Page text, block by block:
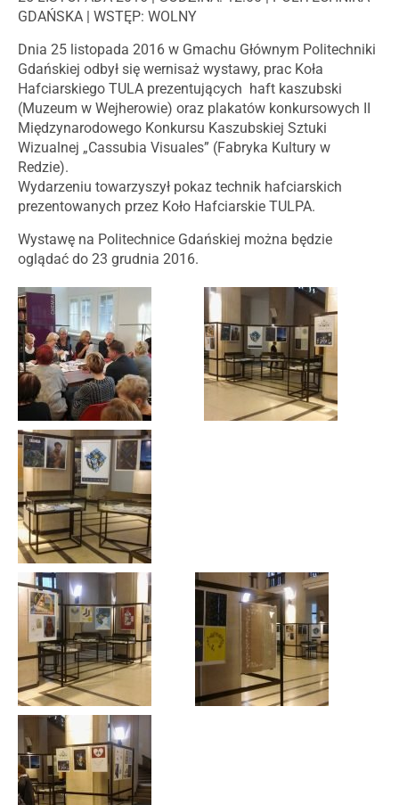
GDAŃSKA | WSTĘP: WOLNY
Dnia 25 listopada 2016 w Gmachu Głównym Politechniki
Gdańskiej odbył się wernisaż wystawy, prac Koła
Hafciarskiego TULA prezentujących haft kaszubski
(Muzeum w Wejherowie) oraz plakatów konkursowych II
Międzynarodowego Konkursu Kaszubskiej Sztuki
Wizualnej „Cassubia Visuales” (Fabryka Kultury w
Redzie).
Wydarzeniu towarzyszył pokaz technik hafciarskich
prezentowanych przez Koło Hafciarskie TULPA.
Wystawę na Politechnice Gdańskiej można będzie
oglądać do 23 grudnia 2016.